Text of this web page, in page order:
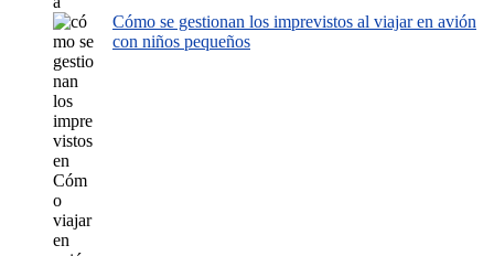
Cómo se gestionan los imprevistos al viajar en avión
con niños pequeños